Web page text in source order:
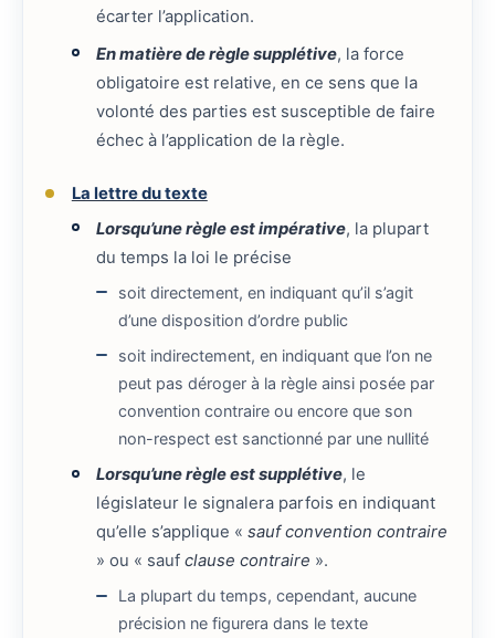
écarter l’application.
En matière de règle supplétive, la force
obligatoire est relative, en ce sens que la
volonté des parties est susceptible de faire
échec à l’application de la règle.
La lettre du texte
Lorsqu’une règle est impérative, la plupart
du temps la loi le précise
soit directement, en indiquant qu’il s’agit
d’une disposition d’ordre public
soit indirectement, en indiquant que l’on ne
peut pas déroger à la règle ainsi posée par
convention contraire ou encore que son
non-respect est sanctionné par une nullité
Lorsqu’une règle est supplétive, le
législateur le signalera parfois en indiquant
qu’elle s’applique «sauf convention contraire
» ou « saufclause contraire ».
La plupart du temps, cependant, aucune
précision ne figurera dans le texte